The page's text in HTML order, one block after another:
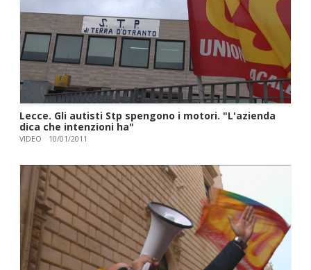
Lecce. Gli autisti Stp spengono i motori. "L'azienda
dica che intenzioni ha"
VIDEO 10/01/2011